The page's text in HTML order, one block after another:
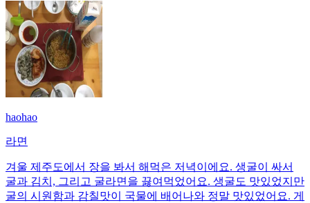
haohao
라면
겨울 제주도에서 장을 봐서 해먹은 저녁이에요. 생굴이 싸서
굴과 김치, 그리고 굴라면을 끓여먹었어요. 생굴도 맛있었지만
굴의 시원함과 감칠맛이 국물에 배어나와 정말 맛있었어요. 게